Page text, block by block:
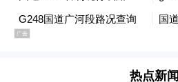
热点新闻